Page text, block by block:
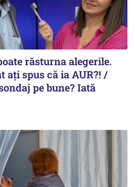
răsturna alegerile.
ați spus că ia AUR?! /
pe bune? Iată